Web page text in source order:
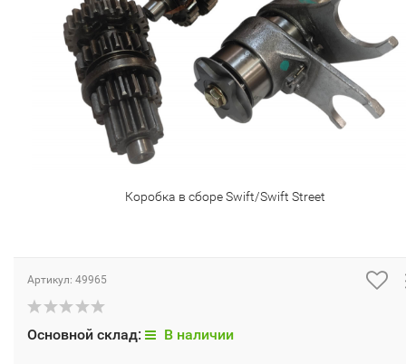
Коробка в сборе Swift/Swift Street
Артикул: 49965
Основной склад: В наличии